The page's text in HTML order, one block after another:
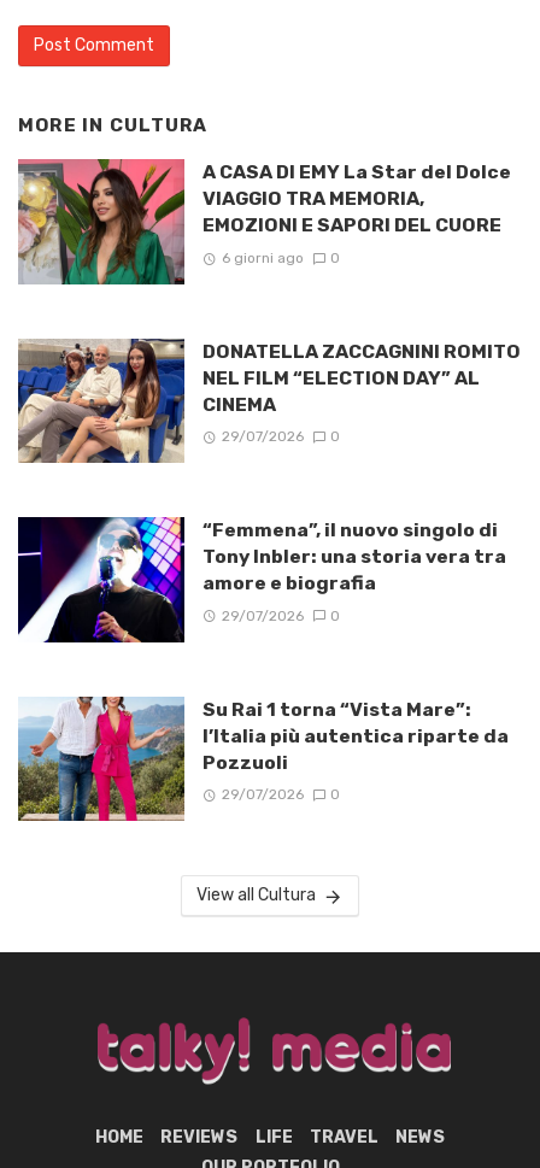
MORE IN CULTURA
A CASA DI EMY La Star del Dolce
VIAGGIO TRA MEMORIA,
EMOZIONI E SAPORI DEL CUORE
6 giorni ago 0
DONATELLA ZACCAGNINI ROMITO
NEL FILM “ELECTION DAY” AL
CINEMA
29/07/2026 0
“Femmena”, il nuovo singolo di
Tony Inbler: una storia vera tra
amore e biografia
29/07/2026 0
Su Rai 1 torna “Vista Mare”:
l’Italia più autentica riparte da
Pozzuoli
29/07/2026 0
View all Cultura
HOME REVIEWS LIFE TRAVEL
NEWS